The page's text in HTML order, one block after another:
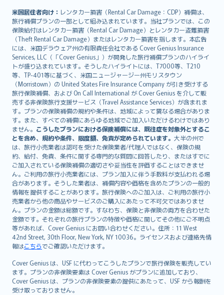
米国居住者向け： レンタカー損害（Rental Car Damage：CDP）補償は、
旅行補償プランの一部として組み込まれています。当社プランでは、この
保険給付はレンタカー損害（Rental Car Damage）とレンタカー盗難損害
（Theft Rental Car Damage）またはレンタカー損害を指します。本広告
には、米国デラウェア州の有限責任会社である Cover Genius Insurance
Services, LLC（「Cover Genius」）が開発した旅行補償プランのハイライ
トが盛り込まれています。そうしたハイライトには、T7000等、T210
等、TP-401等に基づく、米国ニュージャージー州モリスタウン
（Morristown）の United States Fire Insurance Company が引き受けする
旅行保険補償、および On Call International が Cover Genius を介して販
売する非保険旅行支援サービス（Travel Assistance Services）が含まれま
す。プランの保険補償の規約や条件は、地域によって異なる場合がありま
す。また、すべての補償にあらゆる地域でご加入いただけるわけではあり
ません。 こうしたプランにおける保険補償には、既往症を対象外とするこ
とを含め、規約や条件、限度額、免責が定められています。 大半の州で
は、旅行小売業者は認可を受けた保険業者/代理人ではなく、保険の規
約、給付、免責、条件に関する専門的な質問に回答したり、またはすでに
ご加入されている保険補償の適切さや妥当性を評価することはできませ
ん。ご利用の旅行小売業者には、プラン加入に伴う手数料が支払われる場
合があります。そうした業者は、補償内容や価格を含めたプランの一般的
情報を提供することがあります。旅行保険へのご加入は、ご利用の旅行小
売業者から他の商品やサービスのご購入にあたって不可欠ではありませ
ん。プランの金額は総額です。すなわち、保険と非保険の両方を合わせた
金額です。それぞれの旅行プランの特徴や価格に関してその他にご不明点
等があれば、Cover Genius にお問い合わせください。住所：11 West
42nd Street, 30th Floor, New York, NY 10036。ライセンスおよび連絡先情
報はこちらでご確認いただけます。
Cover Genius は、USF に代わってこうしたプランで旅行保険を販売してい
ます。プランの非保険要素は Cover Genius がプランに追加しており、
Cover Genius は、プランの非保険要素の提供にあたって、USF から報酬を
受け取っておりません。